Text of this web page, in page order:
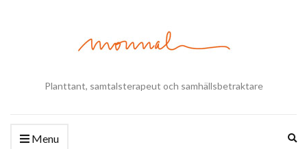
Planttant, samtalsterapeut och samhällsbetraktare
Menu